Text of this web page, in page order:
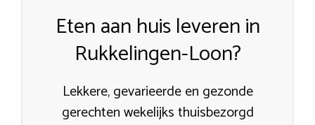
Eten aan huis leveren in
Rukkelingen-Loon?
Lekkere, gevarieerde en gezonde
gerechten wekelijks thuisbezorgd